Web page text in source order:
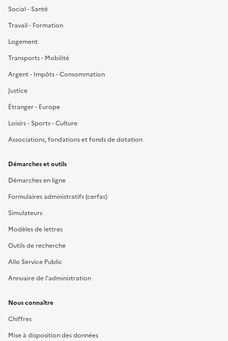
Social - Santé
Travail - Formation
Logement
Transports - Mobilité
Argent - Impôts - Consommation
Justice
Étranger - Europe
Loisirs - Sports - Culture
Associations, fondations et fonds de dotation
Démarches et outils
Démarches en ligne
Formulaires administratifs (cerfas)
Simulateurs
Modèles de lettres
Outils de recherche
Allo Service Public
Annuaire de l'administration
Nous connaître
Chiffres
Mise à disposition des données